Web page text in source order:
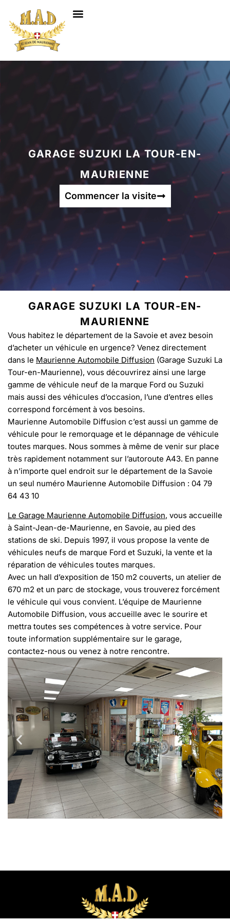
GARAGE SUZUKI LA TOUR-EN-
MAURIENNE
Commencer la visite
GARAGE SUZUKI LA TOUR-EN-
MAURIENNE
Vous habitez le département de la Savoie et avez besoin
d’acheter un véhicule en urgence? Venez directement
dans le Maurienne Automobile Diffusion (Garage Suzuki La
Tour-en-Maurienne), vous découvrirez ainsi une large
gamme de véhicule neuf de la marque Ford ou Suzuki
mais aussi des véhicules d’occasion, l’une d’entres elles
correspond forcément à vos besoins.
Maurienne Automobile Diffusion c’est aussi un gamme de
véhicule pour le remorquage et le dépannage de véhicule
toutes marques. Nous sommes à même de venir sur place
très rapidement notamment sur l’autoroute A43. En panne
à n’importe quel endroit sur le département de la Savoie
un seul numéro Maurienne Automobile Diffusion : 04 79
64 43 10
Le Garage Maurienne Automobile Diffusion, vous accueille
à Saint-Jean-de-Maurienne, en Savoie, au pied des
stations de ski. Depuis 1997, il vous propose la vente de
véhicules neufs de marque Ford et Suzuki, la vente et la
réparation de véhicules toutes marques.
Avec un hall d’exposition de 150 m2 couverts, un atelier de
670 m2 et un parc de stockage, vous trouverez forcément
le véhicule qui vous convient. L’équipe de Maurienne
Automobile Diffusion, vous accueille avec le sourire et
mettra toutes ses compétences à votre service. Pour
toute information supplémentaire sur le garage,
contactez-nous ou venez à notre rencontre.